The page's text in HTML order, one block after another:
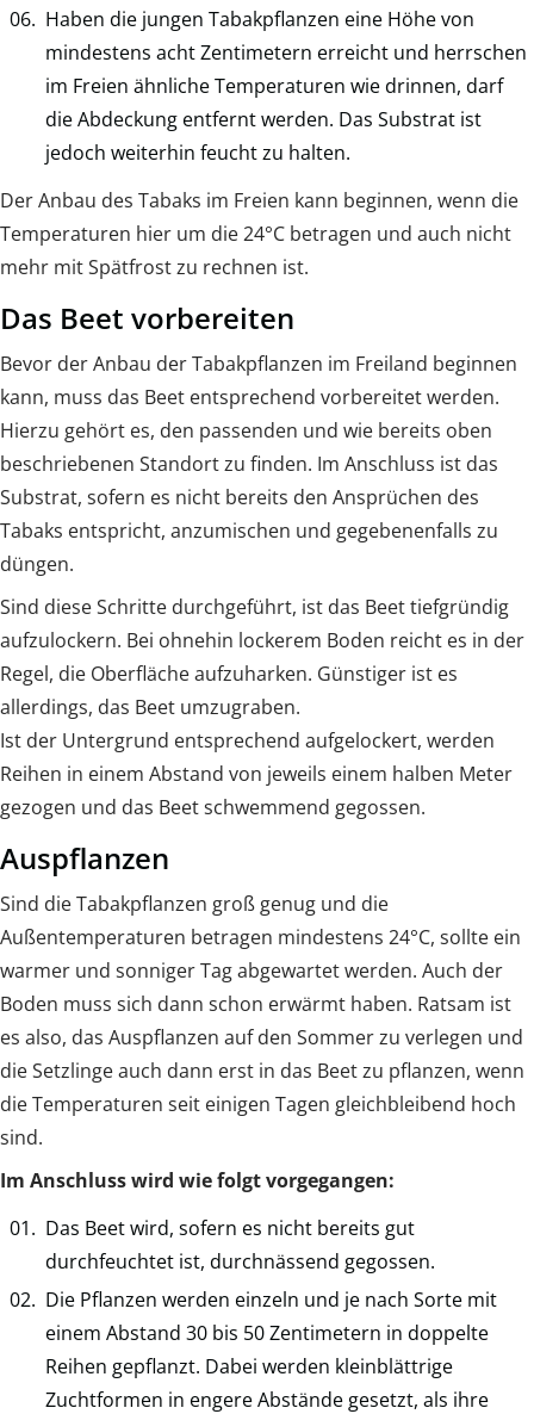
Haben die jungen Tabakpflanzen eine Höhe von
mindestens acht Zentimetern erreicht und herrschen
im Freien ähnliche Temperaturen wie drinnen, darf
die Abdeckung entfernt werden. Das Substrat ist
jedoch weiterhin feucht zu halten.
Der Anbau des Tabaks im Freien kann beginnen, wenn die
Temperaturen hier um die 24°C betragen und auch nicht
mehr mit Spätfrost zu rechnen ist.
Das Beet vorbereiten
Bevor der Anbau der Tabakpflanzen im Freiland beginnen
kann, muss das Beet entsprechend vorbereitet werden.
Hierzu gehört es, den passenden und wie bereits oben
beschriebenen Standort zu finden. Im Anschluss ist das
Substrat, sofern es nicht bereits den Ansprüchen des
Tabaks entspricht, anzumischen und gegebenenfalls zu
düngen.
Sind diese Schritte durchgeführt, ist das Beet tiefgründig
aufzulockern. Bei ohnehin lockerem Boden reicht es in der
Regel, die Oberfläche aufzuharken. Günstiger ist es
allerdings, das Beet umzugraben.
Ist der Untergrund entsprechend aufgelockert, werden
Reihen in einem Abstand von jeweils einem halben Meter
gezogen und das Beet schwemmend gegossen.
Auspflanzen
Sind die Tabakpflanzen groß genug und die
Außentemperaturen betragen mindestens 24°C, sollte ein
warmer und sonniger Tag abgewartet werden. Auch der
Boden muss sich dann schon erwärmt haben. Ratsam ist
es also, das Auspflanzen auf den Sommer zu verlegen und
die Setzlinge auch dann erst in das Beet zu pflanzen, wenn
die Temperaturen seit einigen Tagen gleichbleibend hoch
sind.
Im Anschluss wird wie folgt vorgegangen:
Das Beet wird, sofern es nicht bereits gut
durchfeuchtet ist, durchnässend gegossen.
Die Pflanzen werden einzeln und je nach Sorte mit
einem Abstand 30 bis 50 Zentimetern in doppelte
Reihen gepflanzt. Dabei werden kleinblättrige
Zuchtformen in engere Abstände gesetzt, als ihre